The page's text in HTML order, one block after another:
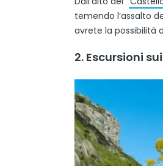
temendo l’assalto
avrete la possibilità
2. Escursioni